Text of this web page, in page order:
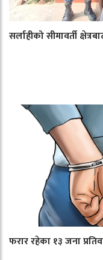
सर्लाहीको सीमावर्ती
फरार रहेका १३ जना